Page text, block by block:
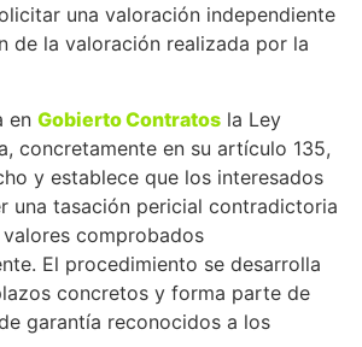
una valoración independiente
de la valoración realizada por la
en Gobierto Contratos la Ley
concretamente en su artículo 135,
y establece que los interesados
una tasación pericial contradictoria
comprobados
El procedimiento se desarrolla
concretos y forma parte de
garantía reconocidos a los